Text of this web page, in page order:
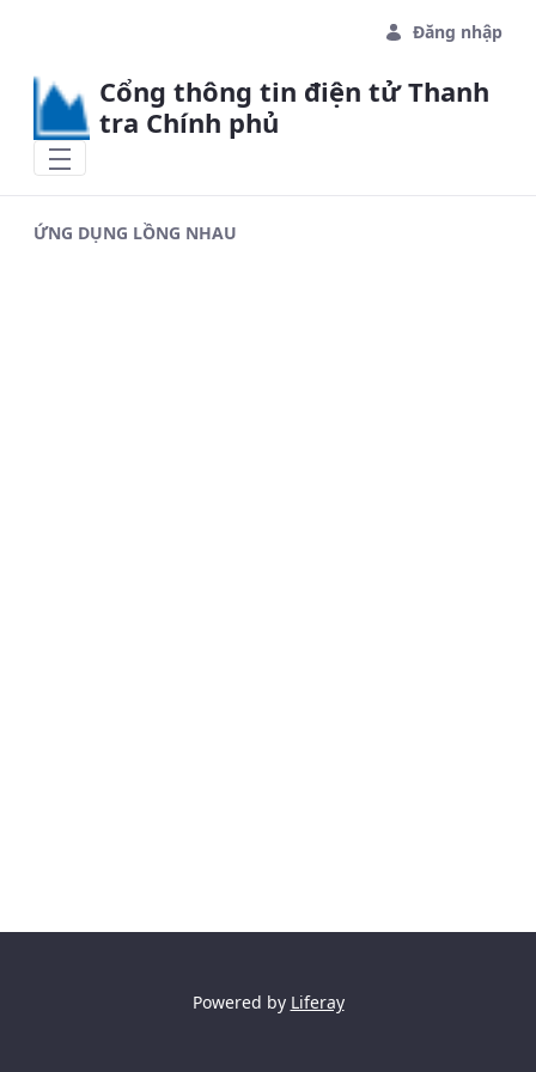
Đăng nhập
Cổng thông tin điện tử Thanh
tra Chính phủ
ỨNG DỤNG LỒNG NHAU
Powered by Liferay